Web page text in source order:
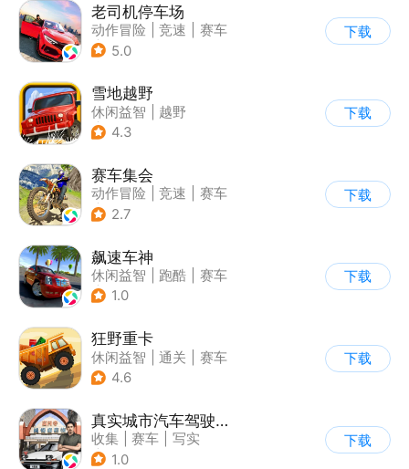
老司机停车场
动作冒险 竞速
赛车
| 写实
5.0
下载
雪地越野
休闲益智
越野
| 横版过关
4.3
下载
赛车集会
动作冒险 竞速
赛车
| 写实
2.7
下载
飙速车神
休闲益智 跑酷
赛车
| 漂移
1.0
下载
狂野重卡
休闲益智 通关
赛车
4.6
下载
真实城市汽车驾驶3D
收集 赛车
写实
| 竞速
1.0
下载